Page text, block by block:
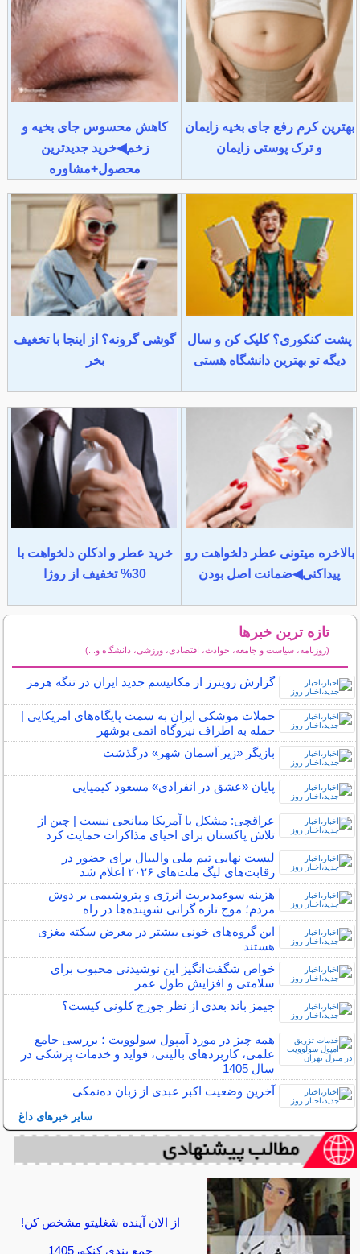
بهترین کرم رفع جای بخیه زایمان
و ترک پوستی زایمان
کاهش محسوس جای بخیه و
زخم◀خرید جدیدترین
محصول+مشاوره
پشت کنکوری؟ کلیک کن و سال
دیگه تو بهترین دانشگاه هستی
گوشی گرونه؟ از اینجا با تخغیف
بخر
بالاخره میتونی عطر دلخواهت رو
پیداکنی◀ضمانت اصل بودن
خرید عطر و ادکلن دلخواهت با
30% تخفیف از روژا
تازه ترین خبرها
(روزنامه، سیاست و جامعه، حوادث، اقتصادی، ورزشی، دانشگاه و...)
گزارش رویترز از مکانیسم جدید ایران در تنگه هرمز
حملات موشکی ایران به سمت پایگاه‌های امریکایی |
حمله به اطراف نیروگاه اتمی بوشهر
بازیگر «زیر آسمان شهر» درگذشت
پایان «عشق در انفرادی» مسعود کیمیایی
عراقچی: مشکل با آمریکا میانجی نیست | چین از
تلاش پاکستان برای احیای مذاکرات حمایت کرد
لیست نهایی تیم ملی والیبال برای حضور در
رقابت‌های لیگ ملت‌های ۲۰۲۶ اعلام شد
هزینه سوءمدیریت انرژی و پتروشیمی بر دوش
مردم؛ موج تازه گرانی شوینده‌ها در راه
این گروه‌های خونی بیشتر در معرض سکته مغزی
هستند
خواص شگفت‌انگیز این نوشیدنی محبوب برای
سلامتی و افزایش طول عمر
جیمز باند بعدی از نظر جورج کلونی کیست؟
همه چیز در مورد آمپول سولوویت ؛ بررسی جامع
علمی، کاربردهای بالینی، فواید و خدمات پزشکی در
سال 1405
آخرین وضعیت اکبر عبدی از زبان ده‌نمکی
سایر خبرهای داغ
از الان آینده شغلیتو مشخص کن!
جمع بندی کنکور1405